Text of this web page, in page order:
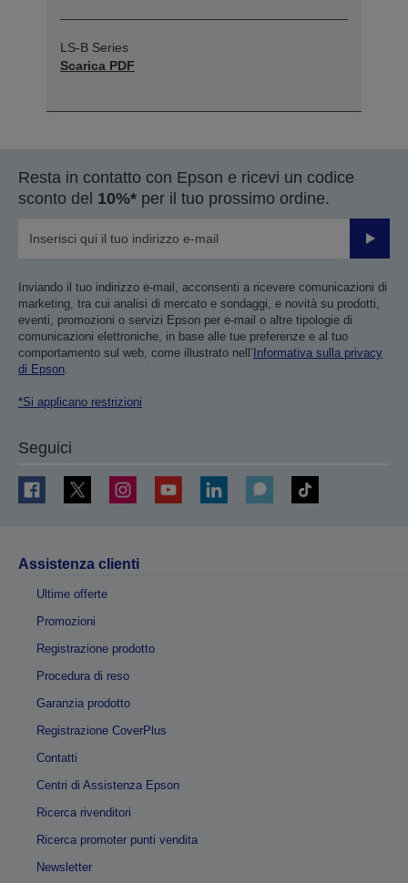
LS-B Series
Scarica PDF
Resta in contatto con Epson e ricevi un codice
sconto del 10%* per il tuo prossimo ordine.
Invia
Inviando il tuo indirizzo e-mail, acconsenti a ricevere comunicazioni di
marketing, tra cui analisi di mercato e sondaggi, e novità su prodotti,
eventi, promozioni o servizi Epson per e-mail o altre tipologie di
comunicazioni elettroniche, in base alle tue preferenze e al tuo
comportamento sul web, come illustrato nell’Informativa sulla privacy
di Epson
*Si applicano restrizioni
Seguici
Assistenza clienti
Ultime offerte
Promozioni
Registrazione prodotto
Procedura di reso
Garanzia prodotto
Registrazione CoverPlus
Contatti
Centri di Assistenza Epson
Ricerca rivenditori
Ricerca promoter punti vendita
Newsletter